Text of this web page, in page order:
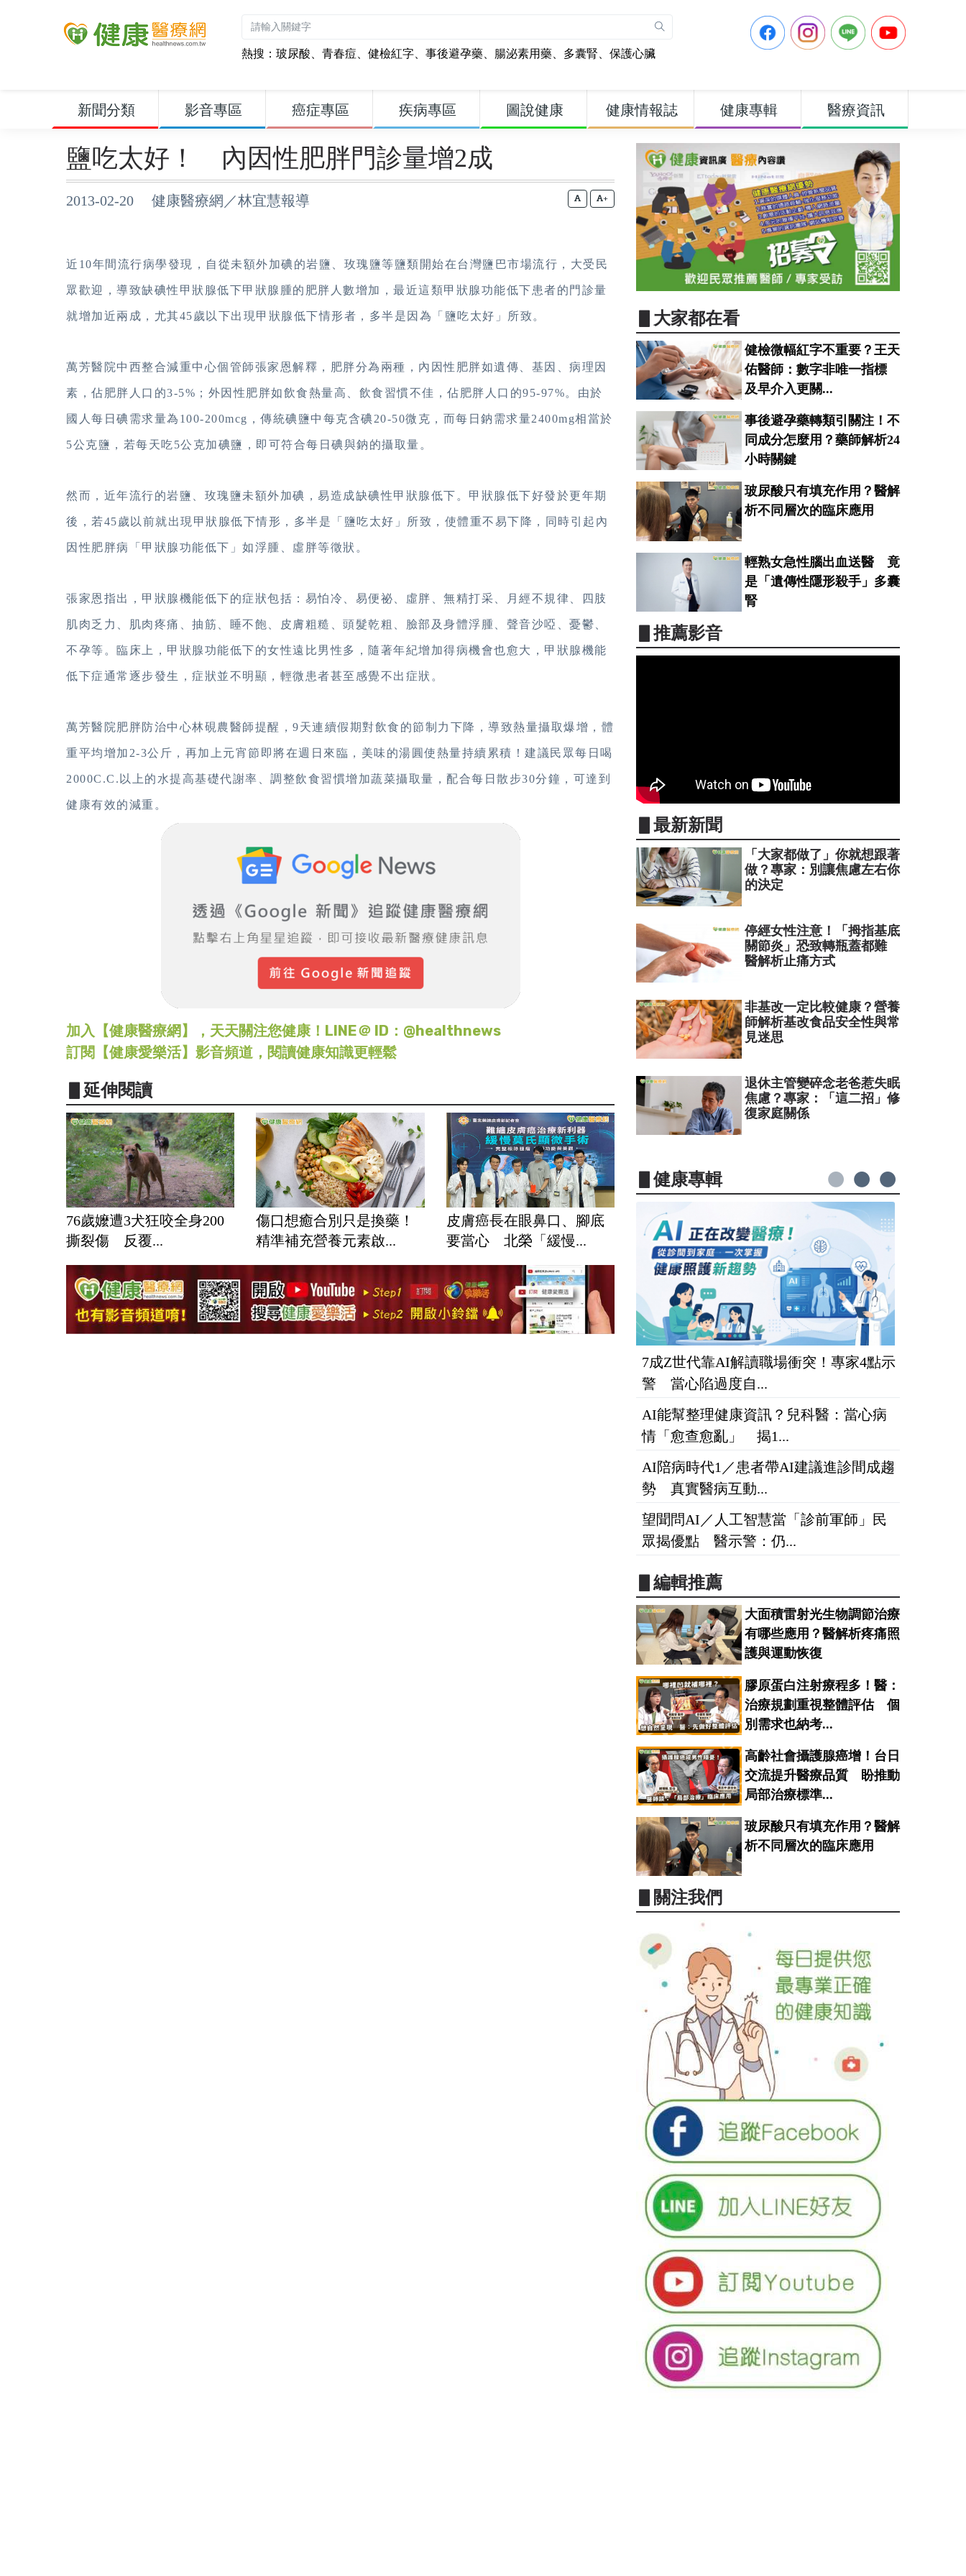
熱搜： 玻尿酸、 青春痘、 健檢紅字、 事後避孕藥、 腸泌素用藥、 多囊腎、 保護心臟
新聞分類 影音專區 癌症專區 疾病專區 圖說健康 健康情報誌 健康專輯 醫療資訊
鹽吃太好！ 內因性肥胖門診量增2成
2013-02-20 健康醫療網／林宜慧報導 +
近10年間流行病學發現，自從未額外加碘的岩鹽、玫瑰鹽等鹽類開始在台灣鹽巴市場流行，大受民
眾歡迎，導致缺碘性甲狀腺低下甲狀腺腫的肥胖人數增加，最近這類甲狀腺功能低下患者的門診量
就增加近兩成，尤其45歲以下出現甲狀腺低下情形者，多半是因為「鹽吃太好」所致。
萬芳醫院中西整合減重中心個管師張家恩解釋，肥胖分為兩種，內因性肥胖如遺傳、基因、病理因
素，佔肥胖人口的3-5%；外因性肥胖如飲食熱量高、飲食習慣不佳，佔肥胖人口的95-97%。由於
國人每日碘需求量為100-200mcg，傳統碘鹽中每克含碘20-50微克，而每日鈉需求量2400mg相當於
5公克鹽，若每天吃5公克加碘鹽，即可符合每日碘與鈉的攝取量。
然而，近年流行的岩鹽、玫瑰鹽未額外加碘，易造成缺碘性甲狀腺低下。甲狀腺低下好發於更年期
後，若45歲以前就出現甲狀腺低下情形， 多半是「鹽吃太好」所致，使體重不易下降，同時引起內
因性肥胖病「甲狀腺功能低下」如浮腫、虛胖等徵狀。
張家恩指出，甲狀腺機能低下的症狀包括：易怕冷、易便祕、虛胖、無精打采、月經不規律、四肢
肌肉乏力、肌肉疼痛、抽筋、睡不飽、皮 膚粗糙、頭髮乾粗、臉部及身體浮腫、聲音沙啞、憂鬱、
不孕等。臨床上，甲狀腺功能低下的女性遠比男性多，隨著年紀增加得病機會也愈大，甲狀腺機能
低下症通常逐步發生，症狀並不明顯，輕微患者甚至感覺不出症狀。
萬芳醫院肥胖防治中心林硯農醫師提醒，9天連續假期對飲食的節制力下降，導致熱量攝取爆增，體
重平均增加2-3公斤，再加上元宵節即將在週日來臨，美味的湯圓使熱量持續累積！建議民眾每日喝
2000C.C.以上的水提高基礎代謝率、調整飲食習慣增加蔬菜攝取量，配合每日散 步30分鐘，可達到
健康有效的減重。
加入【健康醫療網】，天天關注您健康！LINE＠ ID：@healthnews
訂閱【健康愛樂活】影音頻道，閱讀健康知識更輕鬆
▋延伸閱讀
76歲嬤遭3犬狂咬全身200
撕裂傷 反覆...
傷口想癒合別只是換藥！
精準補充營養元素啟...
皮膚癌長在眼鼻口、腳底
要當心 北榮「緩慢...
▋大家都在看
健檢微幅紅字不重要？王天
佑醫師：數字非唯一指標
及早介入更關...
事後避孕藥轉類引關注！不
同成分怎麼用？藥師解析24
小時關鍵
玻尿酸只有填充作用？醫解
析不同層次的臨床應用
輕熟女急性腦出血送醫 竟
是「遺傳性隱形殺手」多囊
腎
▋推薦影音
▋最新新聞
「大家都做了」你就想跟著
做？專家：別讓焦慮左右你
的決定
停經女性注意！「拇指基底
關節炎」恐致轉瓶蓋都難
醫解析止痛方式
非基改一定比較健康？營養
師解析基改食品安全性與常
見迷思
退休主管變碎念老爸惹失眠
焦慮？專家：「這二招」修
復家庭關係
▋健康專輯
7成Z世代靠AI解讀職場衝突！專家4點示
警 當心陷過度自...
AI能幫整理健康資訊？兒科醫：當心病
情「愈查愈亂」 揭1...
AI陪病時代1／患者帶AI建議進診間成趨
勢 真實醫病互動...
望聞問AI／人工智慧當「診前軍師」民
眾揭優點 醫示警：仍...
▋編輯推薦
大面積雷射光生物調節治療
有哪些應用？醫解析疼痛照
護與運動恢復
膠原蛋白注射療程多！醫：
治療規劃重視整體評估 個
別需求也納考...
高齡社會攝護腺癌增！台日
交流提升醫療品質 盼推動
局部治療標準...
玻尿酸只有填充作用？醫解
析不同層次的臨床應用
▋關注我們